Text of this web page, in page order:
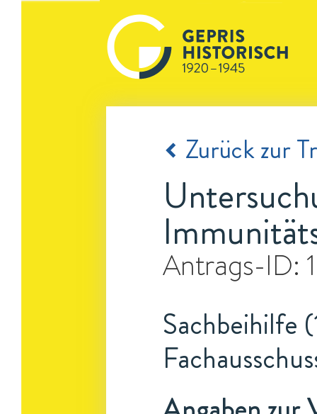
Zurück zur
Antrags-ID:
Sachbeihilfe